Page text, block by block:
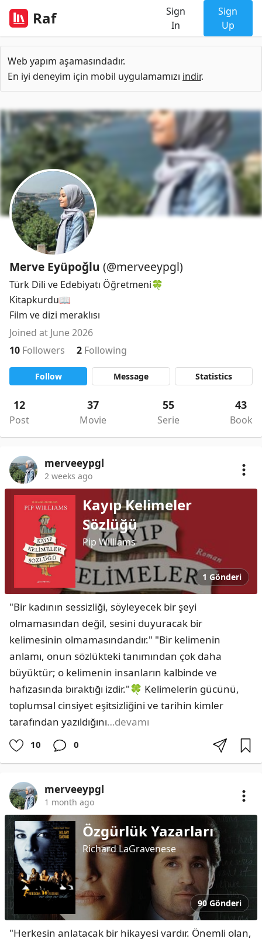
Raf
Sign
In
Sign
Up
Web yapım aşamasındadır.
En iyi deneyim için mobil uygulamamızı indir.
Merve Eyüpoğlu (@merveeypgl)
Türk Dili ve Edebiyatı Öğretmeni🍀
Kitapkurdu📖
Film ve dizi meraklısı
Joined at June 2026
10 Followers 2 Following
Follow Message Statistics
12
Post
37
Movie
55
Serie
43
Book
merveeypgl
2 weeks ago
Kayıp Kelimeler
Sözlüğü
Pip Williams
1 Gönderi
​"Bir kadının sessizliği, söyleyecek bir şeyi
olmamasından değil, sesini duyuracak bir
kelimesinin olmamasındandır." ​"Bir kelimenin
anlamı, onun sözlükteki tanımından çok daha
büyüktür; o kelimenin insanların kalbinde ve
hafızasında bıraktığı izdir."🍀 Kelimelerin gücünü,
toplumsal cinsiyet eşitsizliğini ve tarihin kimler
tarafından yazıldığını…devamı
10 0
merveeypgl
1 month ago
Özgürlük Yazarları
Richard LaGravenese
90 Gönderi
​"Herkesin anlatacak bir hikayesi vardır. Önemli olan,